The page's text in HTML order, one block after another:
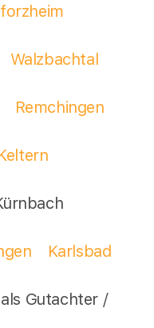
Walzbachtal
Remchingen
Karlsbad
Gutachter /